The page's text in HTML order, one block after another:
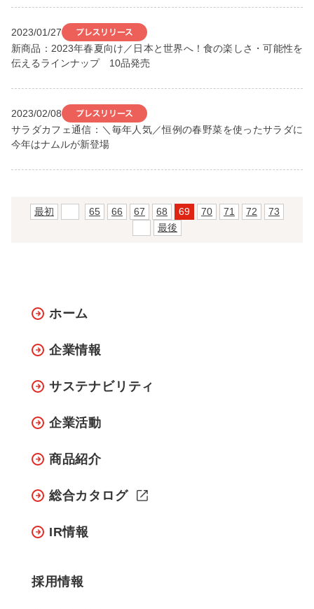
2023/01/27
新商品：2023年春夏向け／日本と世界へ！食の楽しさ・可能性を
伝えるラインナップ 10品発売
2023/02/08
サラダカフェ通信：＼毎年人気／恒例の春野菜を使ったサラダに
今年はナムルが新登場
最初 65 66 67 68 69 70 71 72
73
最後
ホーム
企業情報
サステナビリティ
企業活動
商品紹介
総合カタログ
IR情報
採用情報